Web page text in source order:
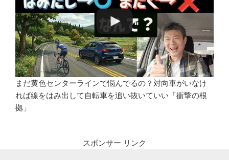
まだ黄色センターラインで悩んでるの？対向車がいなけ
れば線をはみ出して自転車を追い抜いていい「衝撃の根
拠」
スポンサー リンク